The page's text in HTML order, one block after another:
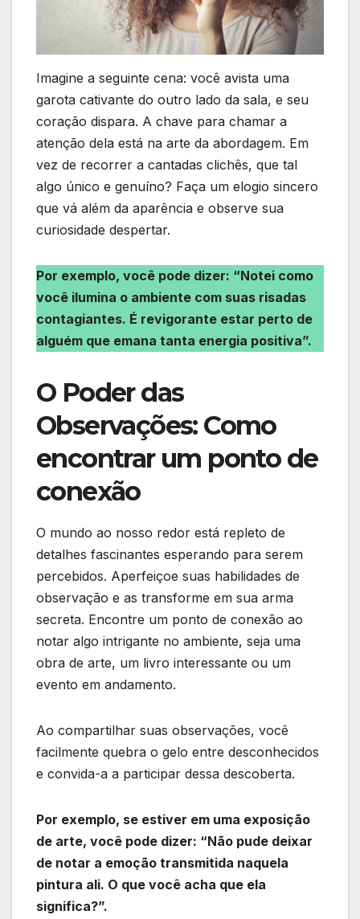
Imagine a seguinte cena: você avista uma
garota cativante do outro lado da sala, e seu
coração dispara. A chave para chamar a
atenção dela está na arte da abordagem. Em
vez de recorrer a cantadas clichês, que tal
algo único e genuíno? Faça um elogio sincero
que vá além da aparência e observe sua
curiosidade despertar.
Por exemplo, você pode dizer: “Notei como
você ilumina o ambiente com suas risadas
contagiantes. É revigorante estar perto de
alguém que emana tanta energia positiva”.
O Poder das
Observações: Como
encontrar um ponto de
conexão
O mundo ao nosso redor está repleto de
detalhes fascinantes esperando para serem
percebidos. Aperfeiçoe suas habilidades de
observação e as transforme em sua arma
secreta. Encontre um ponto de conexão ao
notar algo intrigante no ambiente, seja uma
obra de arte, um livro interessante ou um
evento em andamento.
Ao compartilhar suas observações, você
facilmente quebra o gelo entre desconhecidos
e convida-a a participar dessa descoberta.
Por exemplo, se estiver em uma exposição
de arte, você pode dizer: “Não pude deixar
de notar a emoção transmitida naquela
pintura ali. O que você acha que ela
significa?”.